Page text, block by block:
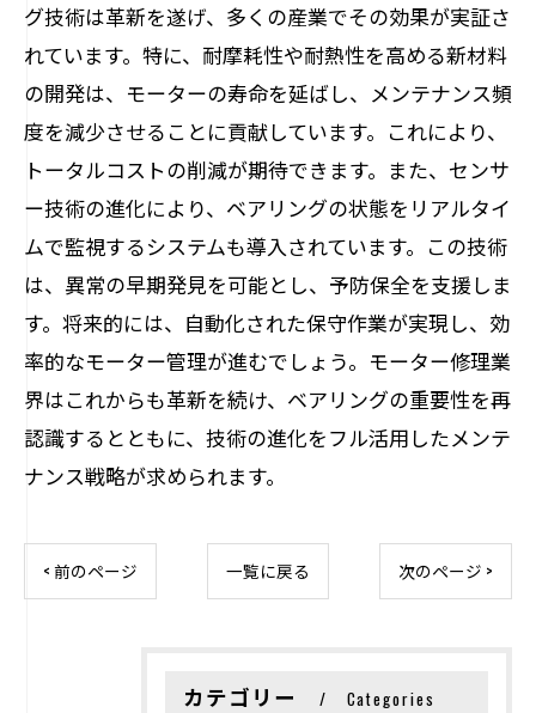
グ技術は革新を遂げ、多くの産業でその効果が実証さ
れています。特に、耐摩耗性や耐熱性を高める新材料
の開発は、モーターの寿命を延ばし、メンテナンス頻
度を減少させることに貢献しています。これにより、
トータルコストの削減が期待できます。また、センサ
ー技術の進化により、ベアリングの状態をリアルタイ
ムで監視するシステムも導入されています。この技術
は、異常の早期発見を可能とし、予防保全を支援しま
す。将来的には、自動化された保守作業が実現し、効
率的なモーター管理が進むでしょう。モーター修理業
界はこれからも革新を続け、ベアリングの重要性を再
認識するとともに、技術の進化をフル活用したメンテ
ナンス戦略が求められます。
< 前のページ 一覧に戻る 次のページ >
カテゴリー Categories